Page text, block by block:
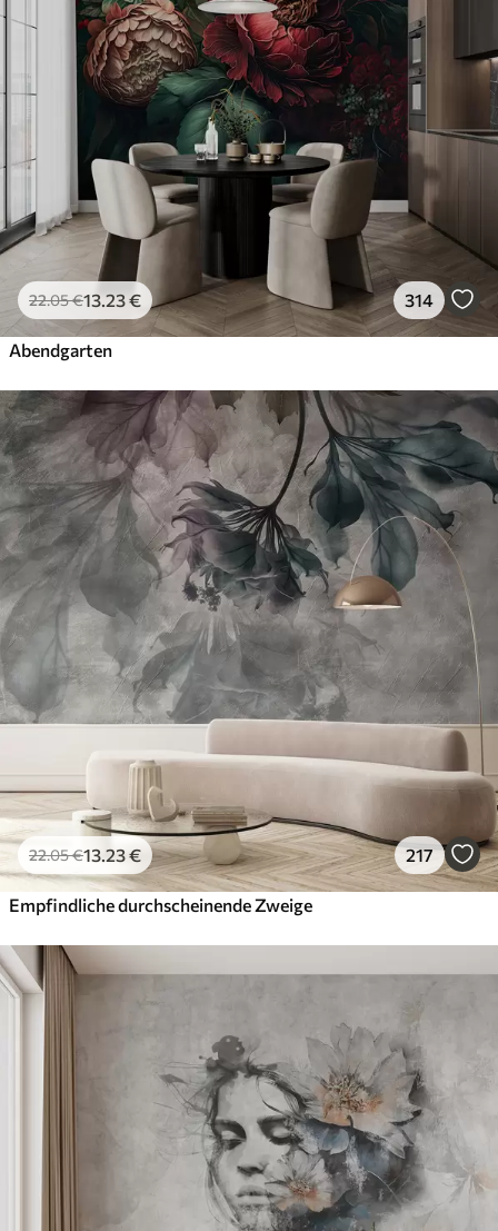
22.05€13 .23€ 314
Abendgarten
22.05€13 .23€ 217
Empfindliche durchscheinende Zweige